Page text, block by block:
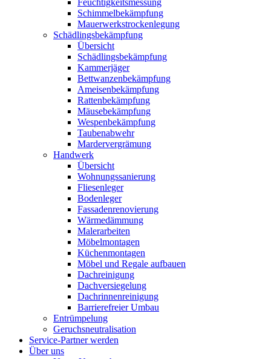
Feuchtigkeitsmessung
Schimmelbekämpfung
Mauerwerkstrockenlegung
Schädlingsbekämpfung
Übersicht
Schädlingsbekämpfung
Kammerjäger
Bettwanzenbekämpfung
Ameisenbekämpfung
Rattenbekämpfung
Mäusebekämpfung
Wespenbekämpfung
Taubenabwehr
Mardervergrämung
Handwerk
Übersicht
Wohnungssanierung
Fliesenleger
Bodenleger
Fassadenrenovierung
Wärmedämmung
Malerarbeiten
Möbelmontagen
Küchenmontagen
Möbel und Regale aufbauen
Dachreinigung
Dachversiegelung
Dachrinnenreinigung
Barrierefreier Umbau
Entrümpelung
Geruchsneutralisation
Service-Partner werden
Über uns